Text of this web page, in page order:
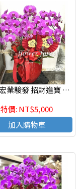
E023 宏業駿發 招財進寶 蘭花組合盆栽 喬遷之喜 榮陞誌喜盆栽
特價: NT$5,000
加入購物車